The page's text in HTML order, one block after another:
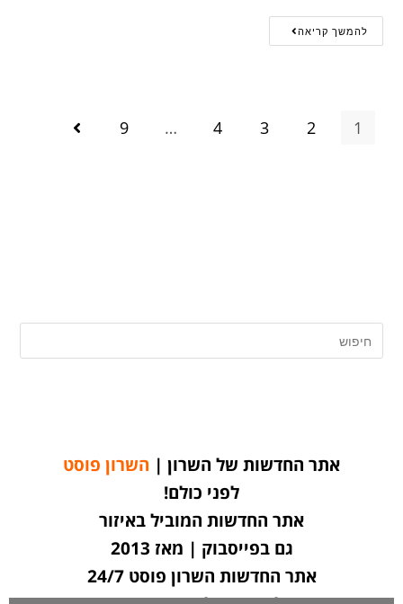
להמשך קריאה
1
2
3
4
…
9
אתר החדשות של השרון | השרון פוסט
לפני כולם!
אתר החדשות המוביל באיזור
גם בפייסבוק | מאז 2013
אתר החדשות השרון פוסט 24/7